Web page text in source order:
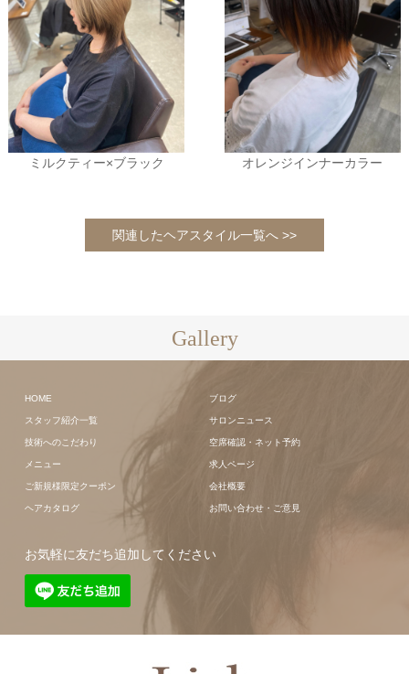
ミルクティー×ブラック オレンジインナーカラー
関連したヘアスタイル一覧へ >>
Gallery
HOME
スタッフ紹介一覧
技術へのこだわり
メニュー
ご新規様限定クーポン
ヘアカタログ
ブログ
サロンニュース
空席確認・ネット予約
求人ページ
会社概要
お問い合わせ・ご意見
お気軽に友だち追加してください